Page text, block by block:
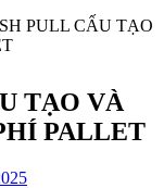
PULL CẤU TẠO
TẠO VÀ
PALLET